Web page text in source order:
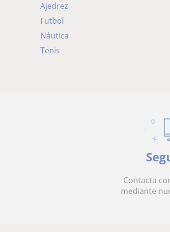
Ajedrez
Futbol
Náutica
Tenis
Contacta
mediante